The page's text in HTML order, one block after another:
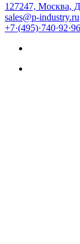
127247, Москва,
sales@p-industry.ru
+7·(495)·740·92·96